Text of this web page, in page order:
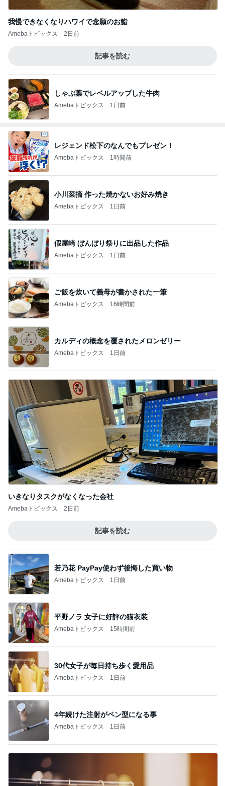
我慢できなくなりハワイで念願のお鮨
Amebaトピックス 2日前
記事を読む
しゃぶ葉でレベルアップした牛肉
Amebaトピックス 1日前
レジェンド松下のなんでもプレゼン！
Amebaトピックス 1時間前
小川菜摘 作った焼かないお好み焼き
Amebaトピックス 1日前
假屋崎 ぼんぼり祭りに出品した作品
Amebaトピックス 1日前
ご飯を炊いて義母が書かされた一筆
Amebaトピックス 16時間前
カルディの概念を覆されたメロンゼリー
Amebaトピックス 1日前
いきなりタスクがなくなった会社
Amebaトピックス 2日前
記事を読む
若乃花 PayPay使わず後悔した買い物
Amebaトピックス 1日前
平野ノラ 女子に好評の猫衣装
Amebaトピックス 15時間前
30代女子が毎日持ち歩く愛用品
Amebaトピックス 1日前
4年続けた注射がペン型になる事
Amebaトピックス 1日前